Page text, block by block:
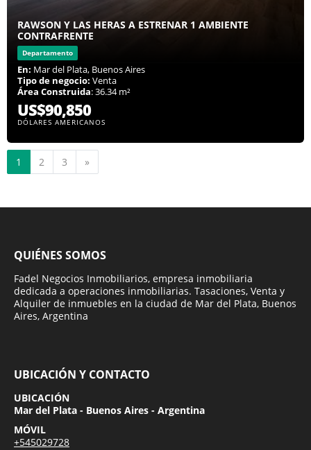
RAWSON Y LAS HERAS A ESTRENAR 1 AMBIENTE
CONTRAFRENTE
Departamento
En: Mar del Plata, Buenos Aires
Tipo de negocio: Venta
Área Construida: 36.34 m²
US$90,850
DÓLARES AMERICANOS
1 2 3 »
QUIÉNES SOMOS
Fadel Negocios Inmobiliarios, empresa inmobiliaria
dedicada a operaciones inmobiliarias. Tasaciones, Venta y
Alquiler de inmuebles en la ciudad de Mar del Plata, Buenos
Aires, Argentina
UBICACIÓN Y CONTACTO
UBICACIÓN
Mar del Plata - Buenos Aires - Argentina
MÓVIL
+545029728